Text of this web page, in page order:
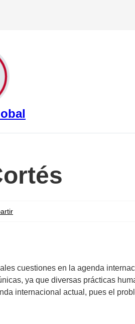
cuestiones en la agenda
ya que diversas prácticas
internacional actual, pues el